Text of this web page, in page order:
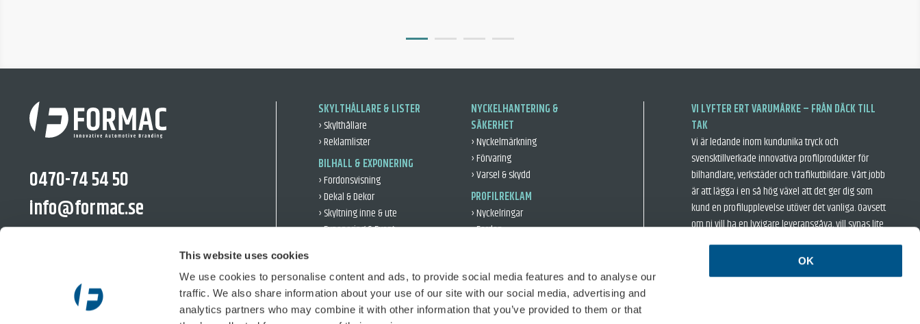
This website uses cookies
We use cookies to personalise content and ads, to provide social media features and to analyse our
traffic. We also share information about your use of our site with our social media, advertising and
analytics partners who may combine it with other information that you’ve provided to them or that
OK
0470-74 54 50
info@formac.se
linkedin.com/company/formac-se/
Moränvägen 10, 352 45 Växjö
SKYLTHÅLLARE & LISTER
› Skylthållare
› Reklamlister
BILHALL & EXPONERING
› Fordonsvisning
› Dekal & Dekor
› Skyltning inne & ute
› Exponering & Event
› Däckhantering
› Fordonsskydd
NYCKELHANTERING &
SÄKERHET
› Nyckelmärkning
› Förvaring
› Varsel & skydd
PROFILREKLAM
› Nyckelringar
› Fordon
› Reflex
TRAFIKUTBILDNING
› Utbildning
VI LYFTER ERT VARUMÄRKE – FRÅN DÄCK TILL
TAK
Vi är ledande inom kundunika tryck och
svensktillverkade innovativa profilprodukter för
bilhandlare, verkstäder och trafikutbildare. Vårt jobb
är att lägga i en så hög växel att det ger dig som
kund en profilupplevelse utöver det vanliga. Oavsett
om ni vill ha en lyxigare leveransgåva, vill synas lite
extra när ni är ute och rastar hästkrafterna eller
inspirera era kunder i bilhallen så har vi något för er.
› Försäljningsvillkor › Integritetspolicy